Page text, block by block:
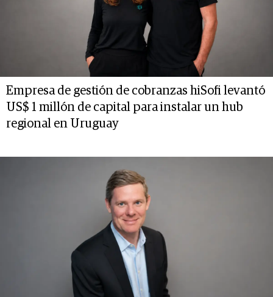
Empresa de gestión de cobranzas hiSofi levantó
US$ 1 millón de capital para instalar un hub
regional en Uruguay